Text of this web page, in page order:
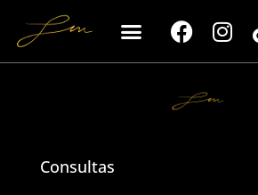
Consultas